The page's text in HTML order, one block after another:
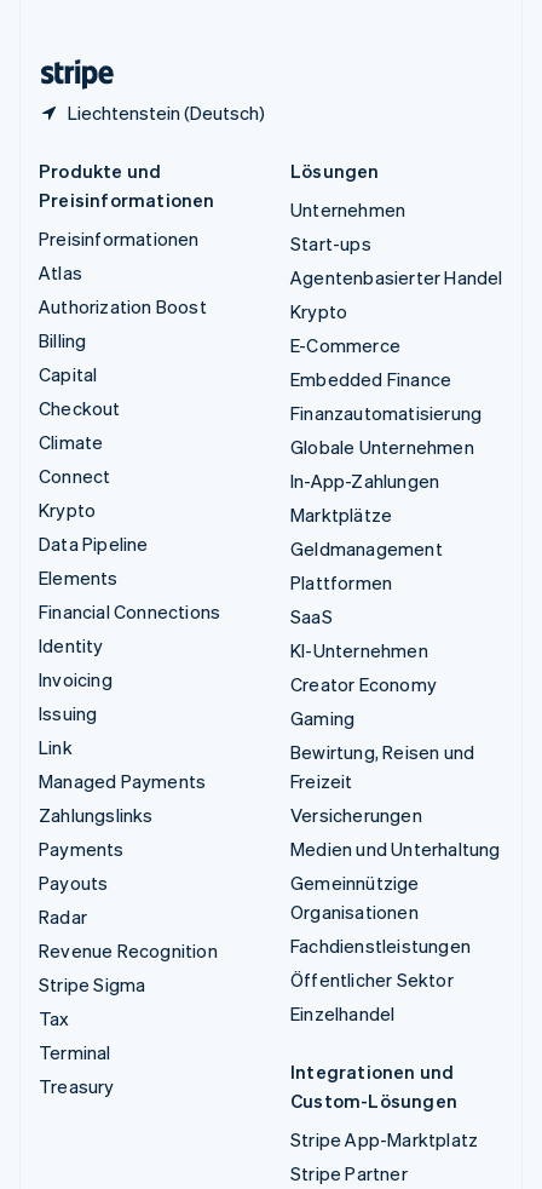
Liechtenstein (Deutsch)
Produkte und
Preisinformationen
Preisinformationen
Atlas
Authorization Boost
Billing
Capital
Checkout
Climate
Connect
Krypto
Data Pipeline
Elements
Financial Connections
Identity
Invoicing
Issuing
Link
Managed Payments
Zahlungslinks
Payments
Payouts
Radar
Revenue Recognition
Stripe Sigma
Tax
Terminal
Treasury
Lösungen
Unternehmen
Start-ups
Agentenbasierter Handel
Krypto
E-Commerce
Embedded Finance
Finanzautomatisierung
Globale Unternehmen
In-App-Zahlungen
Marktplätze
Geldmanagement
Plattformen
SaaS
KI-Unternehmen
Creator Economy
Gaming
Bewirtung, Reisen und
Freizeit
Versicherungen
Medien und Unterhaltung
Gemeinnützige
Organisationen
Fachdienstleistungen
Öffentlicher Sektor
Einzelhandel
Integrationen und
Custom-Lösungen
Stripe App-Marktplatz
Stripe Partner